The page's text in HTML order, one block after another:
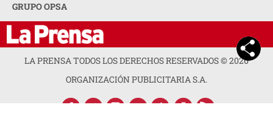
GRUPO OPSA
LA PRENSA TODOS LOS DERECHOS RESERVADOS ©2026
ORGANIZACIÓN PUBLICITARIA S.A.